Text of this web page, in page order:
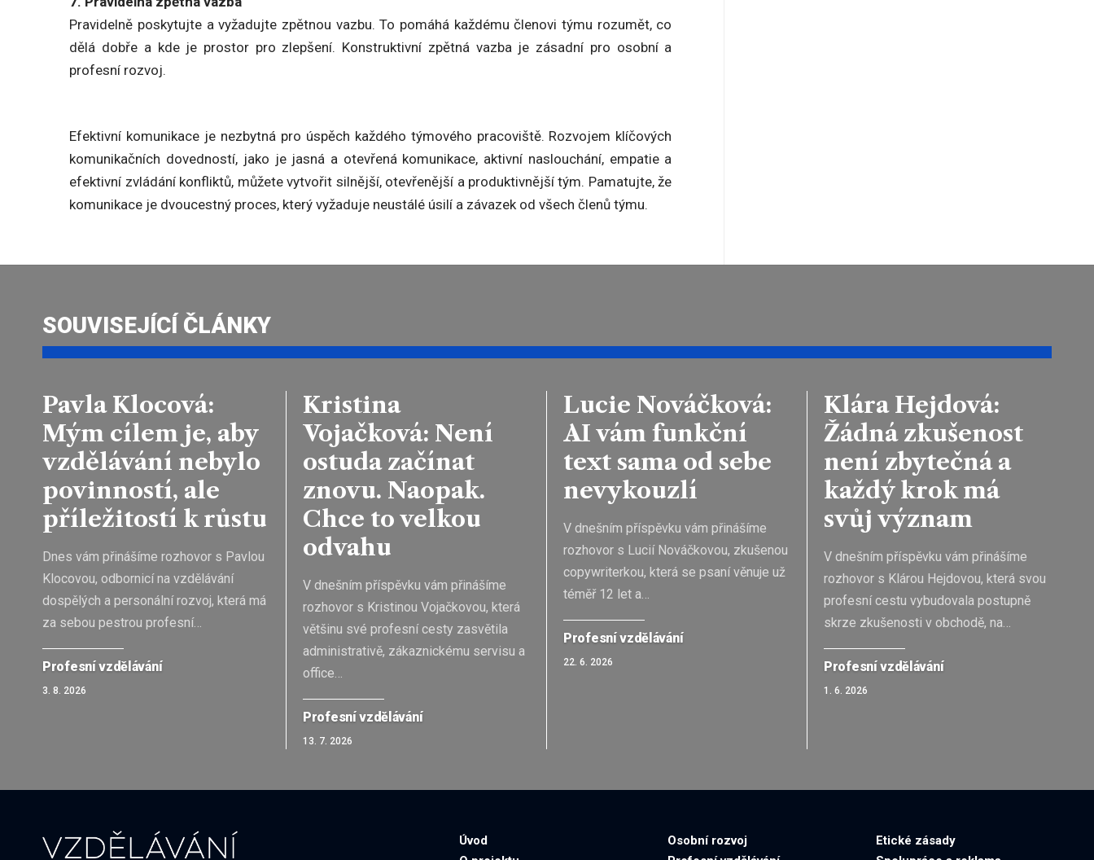
Pravidelně poskytujte a vyžadujte zpětnou vazbu. To pomáhá každému členovi týmu rozumět, co
dělá dobře a kde je prostor pro zlepšení. Konstruktivní zpětná vazba je zásadní pro osobní a
profesní rozvoj.
Efektivní komunikace je nezbytná pro úspěch každého týmového pracoviště. Rozvojem klíčových
komunikačních dovedností, jako je jasná a otevřená komunikace, aktivní naslouchání, empatie a
efektivní zvládání konfliktů, můžete vytvořit silnější, otevřenější a produktivnější tým. Pamatujte, že
komunikace je dvoucestný proces, který vyžaduje neustálé úsilí a závazek od všech členů týmu.
SOUVISEJÍCÍ ČLÁNKY
Pavla Klocová:
Mým cílem je, aby
vzdělávání nebylo
povinností, ale
příležitostí k růstu
Dnes vám přinášíme rozhovor s Pavlou
Klocovou, odbornicí na vzdělávání
dospělých a personální rozvoj, která má
za sebou pestrou profesní…
Profesní vzdělávání
3. 8. 2026
Kristina
Vojačková: Není
ostuda začínat
znovu. Naopak.
Chce to velkou
odvahu
V dnešním příspěvku vám přinášíme
rozhovor s Kristinou Vojačkovou, která
většinu své profesní cesty zasvětila
administrativě, zákaznickému servisu a
office…
Profesní vzdělávání
13. 7. 2026
Lucie Nováčková:
AI vám funkční
text sama od sebe
nevykouzlí
V dnešním příspěvku vám přinášíme
rozhovor s Lucií Nováčkovou, zkušenou
copywriterkou, která se psaní věnuje už
téměř 12 let a…
Profesní vzdělávání
22. 6. 2026
Klára Hejdová:
Žádná zkušenost
není zbytečná a
každý krok má
svůj význam
V dnešním příspěvku vám přinášíme
rozhovor s Klárou Hejdovou, která svou
profesní cestu vybudovala postupně
skrze zkušenosti v obchodě, na…
Profesní vzdělávání
1. 6. 2026
Úvod
Osobní rozvoj
Etické zásady